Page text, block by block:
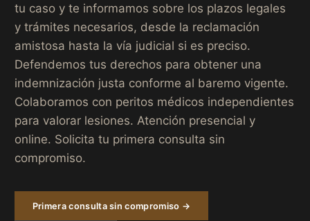
tu caso y te informamos sobre los plazos legales
y trámites necesarios, desde la reclamación
amistosa hasta la vía judicial si es preciso.
Defendemos tus derechos para obtener una
indemnización justa conforme al baremo vigente.
Colaboramos con peritos médicos independientes
para valorar lesiones. Atención presencial y
online. Solicita tu primera consulta sin
compromiso.
Primera consulta sin compromiso →